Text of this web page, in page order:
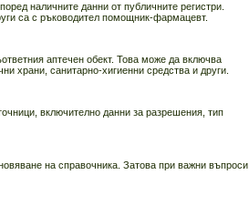
наличните данни от публичните регистри.
са с ръководител помощник-фармацевт.
аптечен обект. Това може да включва
храни, санитарно-хигиенни средства и други.
включително данни за разрешения, тип
на справочника. Затова при важни въпроси